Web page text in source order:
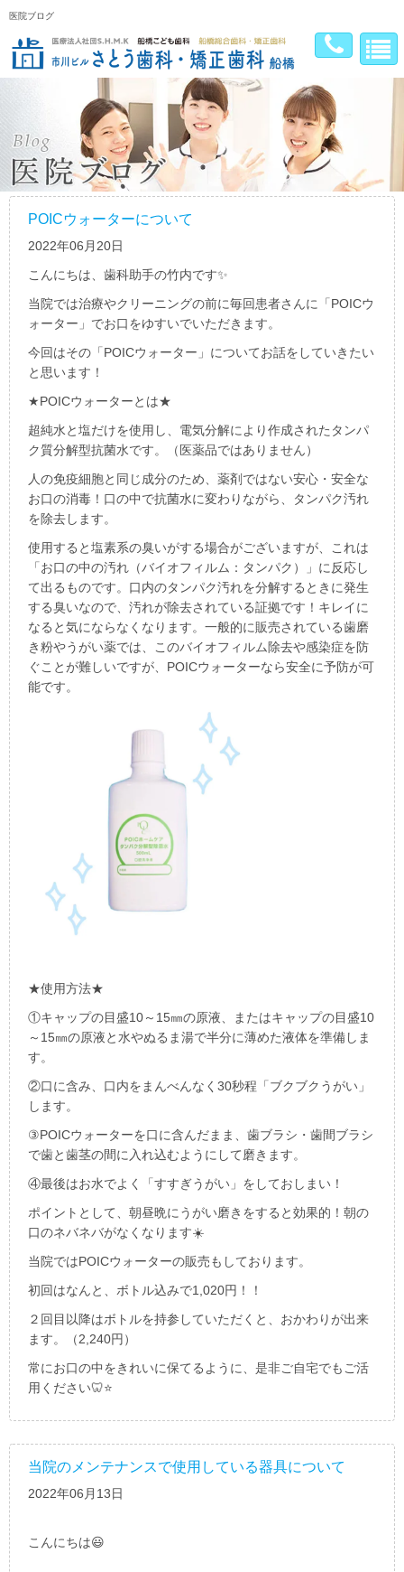
医院ブログ
POICウォーターについて
2022年06月20日
こんにちは、歯科助手の竹内です✨
当院では治療やクリーニングの前に毎回患者さんに「POICウ
ォーター」でお口をゆすいでいただきます。
今回はその「POICウォーター」についてお話をしていきたい
と思います！
★POICウォーターとは★
超純水と塩だけを使用し、電気分解により作成されたタンパ
ク質分解型抗菌水です。（医薬品ではありません）
人の免疫細胞と同じ成分のため、薬剤ではない安心・安全な
お口の消毒！口の中で抗菌水に変わりながら、タンパク汚れ
を除去します。
使用すると塩素系の臭いがする場合がございますが、これは
「お口の中の汚れ（バイオフィルム：タンパク）」に反応し
て出るものです。口内のタンパク汚れを分解するときに発生
する臭いなので、汚れが除去されている証拠です！キレイに
なると気にならなくなります。一般的に販売されている歯磨
き粉やうがい薬では、このバイオフィルム除去や感染症を防
ぐことが難しいですが、 POICウォーターなら安全に予防が可
能です。
★使用方法★
①キャップの目盛10～ 15㎜の原液、またはキャップの目盛10
～ 15㎜の原液と水やぬるま湯で半分に薄めた液体を準備しま
す。
②口に含み、口内をまんべんなく 30秒程「ブクブクうがい」
します。
③POICウォーターを口に含んだまま、歯ブラシ・歯間ブラシ
で歯と歯茎の間に入れ込むようにして磨きます。
④最後はお水でよく「すすぎうがい」をしておしまい！
ポイントとして、朝昼晩にうがい磨きをすると効果的！朝の
口のネバネバがなくなります☀️
当院ではPOICウォーターの販売もしております。
初回はなんと、ボトル込みで1,020円！！
２回目以降はボトルを持参していただくと、おかわりが出来
ます。（2,240円）
常にお口の中をきれいに保てるように、是非ご自宅でもご活
用ください🦷⭐️
当院のメンテナンスで使用している器具について
2022年06月13日
こんにちは😃